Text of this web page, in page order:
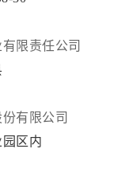
限责任公司
有限公司
区内